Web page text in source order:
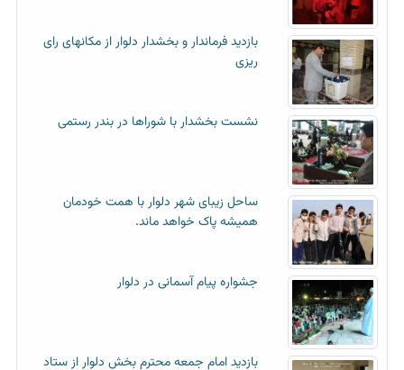
بازدید فرماندار و بخشدار دلوار از مکانهای رای
ریزی
نشست بخشدار با شوراها در بندر رستمی
ساحل زیبای شهر دلوار با همت خودمان
همیشه پاک خواهد ماند.
جشواره پیام آسمانی در دلوار
بازدید امام جمعه محترم بخش دلوار از ستاد